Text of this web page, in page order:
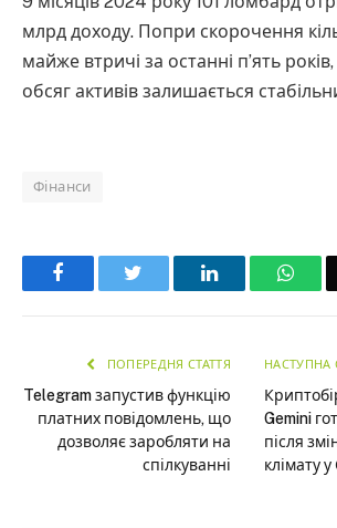
млрд доходу. Попри скорочення
майже втричі за останні п’ять
обсяг активів залишається
Фінанси
Facebook LinkedIn
ПОПЕРЕДНЯ СТАТТЯ
Telegram запустив функцію
платних повідомлень, що
дозволяє заробляти на
спілкуванні
НАСТУПНА
Gemini
після
клімату